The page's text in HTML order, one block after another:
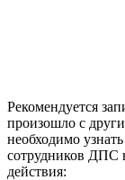
Рекомендуется
произошло с
необходимо
сотрудников ДПС
действия: